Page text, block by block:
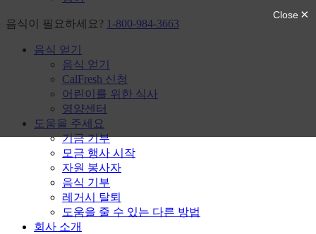
음식이 필요하세요? 1-800-984-3663
음식 얻기
음식 얻기
CalFresh 신청
어린이를 위한 식사
영양센터
도움을 주세요
기금 기부
모금 행사 시작
자원 봉사자
음식 기부
레거시 탈퇴
도움을 줄 수 있는 다른 방법
회사 소개